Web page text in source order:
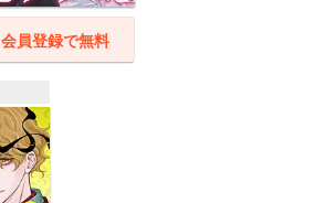
会員登録で無料